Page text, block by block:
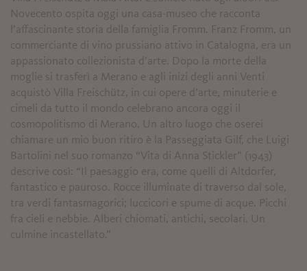
Novecento ospita oggi una casa-museo che racconta
l’affascinante storia della famiglia Fromm. Franz Fromm, un
commerciante di vino prussiano attivo in Catalogna, era un
appassionato collezionista d’arte. Dopo la morte della
moglie si trasferì a Merano e agli inizi degli anni Venti
acquistò Villa Freischütz, in cui opere d’arte, minuterie e
cimeli da tutto il mondo celebrano ancora oggi il
cosmopolitismo di Merano. Un altro luogo che oserei
chiamare un mio buon ritiro è la Passeggiata Gilf, che Luigi
Bartolini nel suo romanzo “Vita di Anna Stickler” (1943)
descrive così: “Il paesaggio era, come quelli di Altdorfer,
fantastico e pauroso. Rocce illuminate di traverso dal sole,
tra verdi fantasmagorici; luccicori e spume di acque. Picchi
fra cieli e nebbie. Alberi chiomati, antichi, secolari. Un
culmine incastellato.”